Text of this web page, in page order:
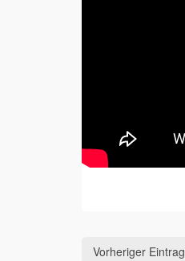
Vorheriger Eintrag